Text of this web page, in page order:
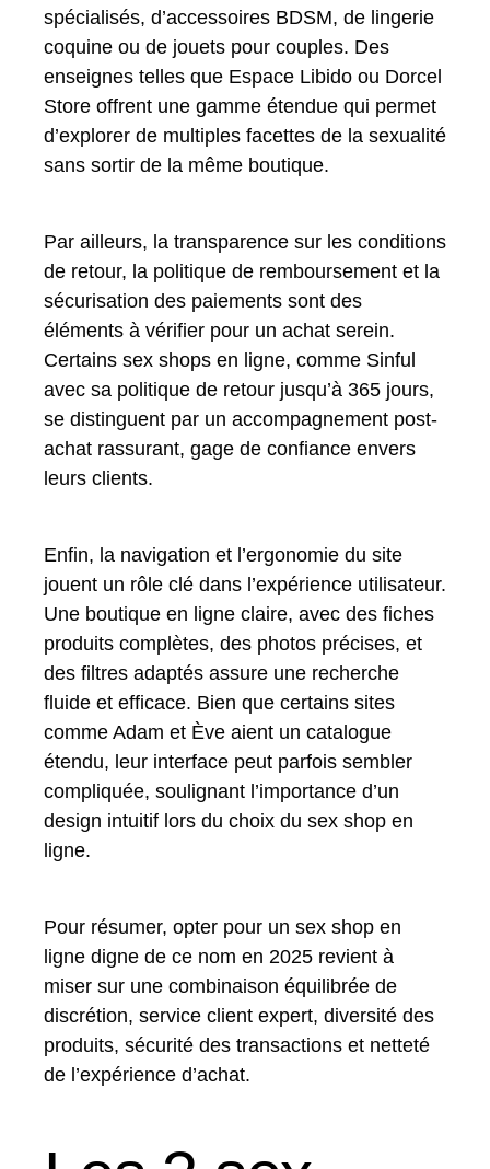
spécialisés, d’accessoires BDSM, de lingerie
coquine ou de jouets pour couples. Des
enseignes telles que Espace Libido ou Dorcel
Store offrent une gamme étendue qui permet
d’explorer de multiples facettes de la sexualité
sans sortir de la même boutique.
Par ailleurs, la transparence sur les conditions
de retour, la politique de remboursement et la
sécurisation des paiements sont des
éléments à vérifier pour un achat serein.
Certains sex shops en ligne, comme Sinful
avec sa politique de retour jusqu’à 365 jours,
se distinguent par un accompagnement post-
achat rassurant, gage de confiance envers
leurs clients.
Enfin, la navigation et l’ergonomie du site
jouent un rôle clé dans l’expérience utilisateur.
Une boutique en ligne claire, avec des fiches
produits complètes, des photos précises, et
des filtres adaptés assure une recherche
fluide et efficace. Bien que certains sites
comme Adam et Ève aient un catalogue
étendu, leur interface peut parfois sembler
compliquée, soulignant l’importance d’un
design intuitif lors du choix du sex shop en
ligne.
Pour résumer, opter pour un sex shop en
ligne digne de ce nom en 2025 revient à
miser sur une combinaison équilibrée de
discrétion, service client expert, diversité des
produits, sécurité des transactions et netteté
de l’expérience d’achat.